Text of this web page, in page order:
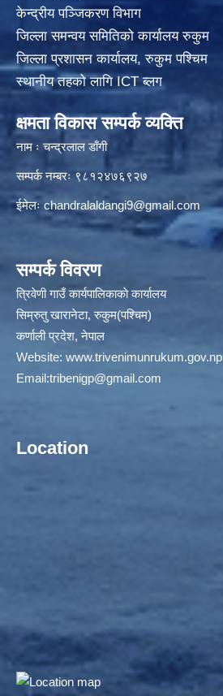
केन्द्रीय पञ्जिकरण विभाग
जिल्ला समन्वय समितिको कार्यालय रुकुम
जिल्ला प्रशासन कार्यालय, रुकुम पश्चिम
स्थानीय तहको लागि ICT ब्लग
क्षमता विकास सम्पर्क व्यक्ति
नाम ः चन्द्रलाल डाँगी
सम्पर्क नम्बरः ९८१२४७६९२७
ईमेलः chandralaldangi9@gmail.com
सम्पर्क विवरण
त्रिवेणी गाउँ कार्यपालिकाकाे कार्यालय
सिम्रुतु खारानेटा, रुकुम(पश्‍चिम)
कर्णाली प्रदेश, नेपाल
Website: www.trivenimunrukum.gov.np
Email:tribenigp@gmail.com
Location